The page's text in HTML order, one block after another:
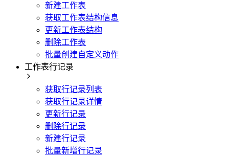
新建工作表
获取工作表结构信息
更新工作表结构
删除工作表
批量创建自定义动作
工作表行记录
获取行记录列表
获取行记录详情
更新行记录
删除行记录
新建行记录
批量新增行记录